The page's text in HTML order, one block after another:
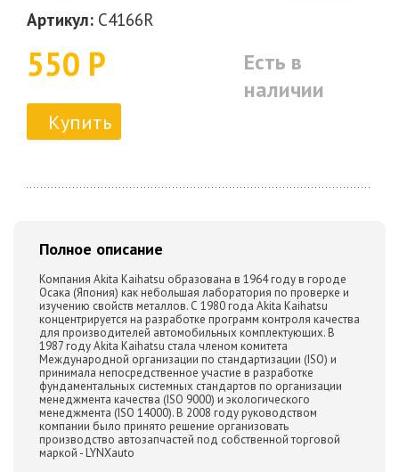
Артикул: C4166R
550 Р
Есть в
наличии
Купить
Полное описание
Компания Akita Kaihatsu образована в 1964 году в городе
Осака (Япония) как небольшая лаборатория по проверке и
изучению свойств металлов. С 1980 года Akita Kaihatsu
концентрируется на разработке программ контроля качества
для производителей автомобильных комплектующих. В
1987 году Akita Kaihatsu стала членом комитета
Международной организации по стандартизации (ISO) и
принимала непосредственное участие в разработке
фундаментальных системных стандартов по организации
менеджмента качества (ISO 9000) и экологического
менеджмента (ISO 14000). В 2008 году руководством
компании было принято решение организовать
производство автозапчастей под собственной торговой
маркой - LYNXauto